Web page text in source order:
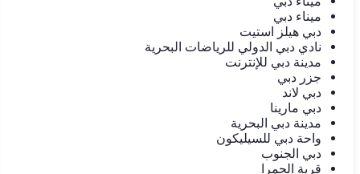
ميناء دبي
دبي هيلز استيت
نادي دبي الدولي للرياضات البحرية
مدينة دبي للإنترنت
جزر دبي
دبي لاند
دبي مارينا
مدينة دبي البحرية
واحة دبي للسيليكون
دبي الجنوب
قرية الحمرا